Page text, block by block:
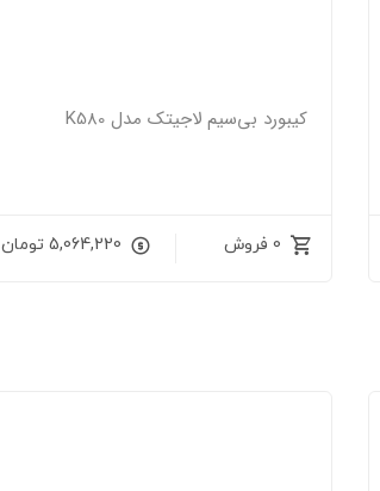
کیبورد بی‌سیم لاجیتک مدل K580
0 فروش 5,064,220 تومان